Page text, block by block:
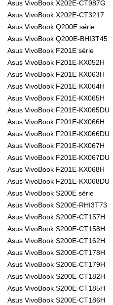
Asus VivoBook X202E-CT987G
Asus VivoBook X202E-CT3217
Asus VivoBook Q200E série
Asus VivoBook Q200E-BHI3T45
Asus VivoBook F201E série
Asus VivoBook F201E-KX052H
Asus VivoBook F201E-KX063H
Asus VivoBook F201E-KX064H
Asus VivoBook F201E-KX065H
Asus VivoBook F201E-KX065DU
Asus VivoBook F201E-KX066H
Asus VivoBook F201E-KX066DU
Asus VivoBook F201E-KX067H
Asus VivoBook F201E-KX067DU
Asus VivoBook F201E-KX068H
Asus VivoBook F201E-KX068DU
Asus VivoBook S200E série
Asus VivoBook S200E-RHI3T73
Asus VivoBook S200E-CT157H
Asus VivoBook S200E-CT158H
Asus VivoBook S200E-CT162H
Asus VivoBook S200E-CT178H
Asus VivoBook S200E-CT179H
Asus VivoBook S200E-CT182H
Asus VivoBook S200E-CT185H
Asus VivoBook S200E-CT186H